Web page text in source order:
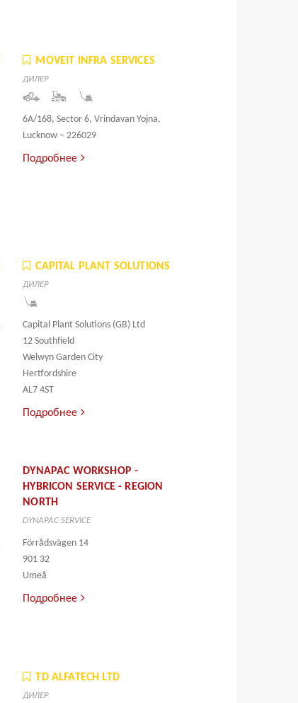
MOVEIT INFRA SERVICES
ДИЛЕР
6A/168, Sector 6, Vrindavan Yojna,
Lucknow – 226029
Подробнее
CAPITAL PLANT SOLUTIONS
ДИЛЕР
Capital Plant Solutions (GB) Ltd
12 Southfield
Welwyn Garden City
Hertfordshire
AL7 4ST
Подробнее
DYNAPAC WORKSHOP -
HYBRICON SERVICE - REGION
NORTH
DYNAPAC SERVICE
Förrådsvägen 14
901 32
Umeå
Подробнее
TD ALFATECH LTD
ДИЛЕР